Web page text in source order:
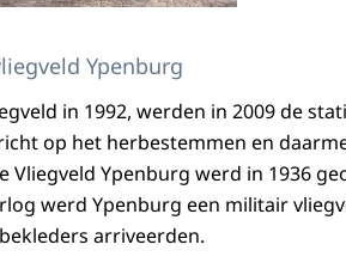
Ypenburg
in 1992, werden in 2009 de
op het herbestemmen en
Vliegveld Ypenburg werd in 1936
werd Ypenburg een militair
arriveerden.